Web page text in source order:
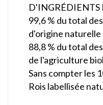
D'INGRÉDIENTS
99,6 % du total
d'origine naturelle
88,8 % du total
de l'agriculture
Sans compter les
Rois labellisée